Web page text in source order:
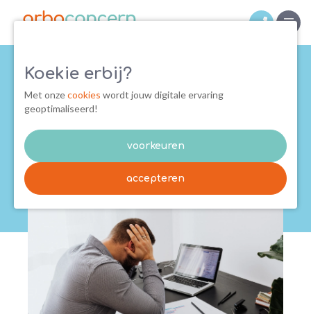
Hoe voorkom je een burn-out:
uitdagingen
23/08/2021 Preventie & Vitaliteit
Koekie erbij?
Met onzecookies wordt jouw digitale ervaring
geoptimaliseerd!
voorkeuren
accepteren